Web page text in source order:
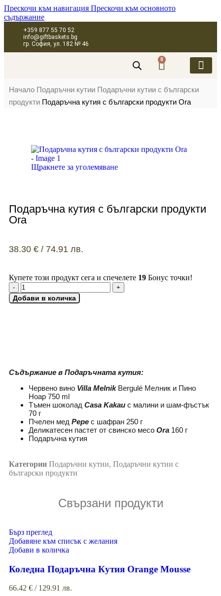
Прескочи към навигация Прескочи към основното
съдържание
+359 877 55 70 52
info@giftbaskets.bg
гр. София, ул. 182 № 46
0
Начало Подаръчни кутии Подаръчни кутии с български
продукти Подаръчна кутия с български продукти Ora
Щракнете за уголемяване
Подаръчна кутия с български продукти
Ora
38.30 € / 74.91 лв.
Купете този продукт сега и спечелете 19 Бонус точки!
Добави в количка
Съдържание в Подаръчната кутия:
Червено вино Villa MelnikBergulé Мелник и Пино
Ноар 750 ml
Тъмен шоколад Casa Kakau с малини и шам-фъстък
70 г
Пчелен мед Pepe с шафран 250 г
Деликатесен пастет от свинско месо Ora 160 г
Подаръчна кутия
Категории Подаръчни кутии, Подаръчни кутии с
български продукти
Свързани продукти
Бърз преглед
Добавяне към списък с желания
Добави в количка
Коледна Подаръчна Кутия Orange Mousse
66.42 € / 129.91 лв.